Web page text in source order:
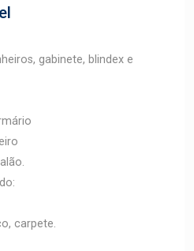
gabinete, blindex e
carpete.